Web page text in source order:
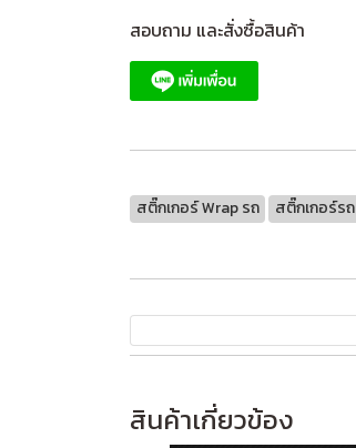
สอบถาม และสั่งซื้อสินค้า
สติ๊กเกอร์ Wrap รถ สติ๊กเกอร์รถ
สินค้าเกี่ยวข้อง